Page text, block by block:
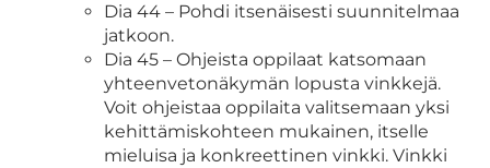
Dia 44 – Pohdi itsenäisesti suunnitelmaa
jatkoon.
Dia 45 – Ohjeista oppilaat katsomaan
yhteenvetonäkymän lopusta vinkkejä.
Voit ohjeistaa oppilaita valitsemaan yksi
kehittämiskohteen mukainen, itselle
mieluisa ja konkreettinen vinkki. Vinkki